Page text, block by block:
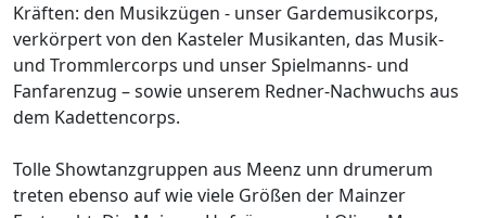
Kräften: den Musikzügen - unser Gardemusikcorps,
verkörpert von den Kasteler Musikanten, das Musik-
und Trommlercorps und unser Spielmanns- und
Fanfarenzug – sowie unserem Redner-Nachwuchs aus
dem Kadettencorps.
Tolle Showtanzgruppen aus Meenz unn drumerum
treten ebenso auf wie viele Größen der Mainzer